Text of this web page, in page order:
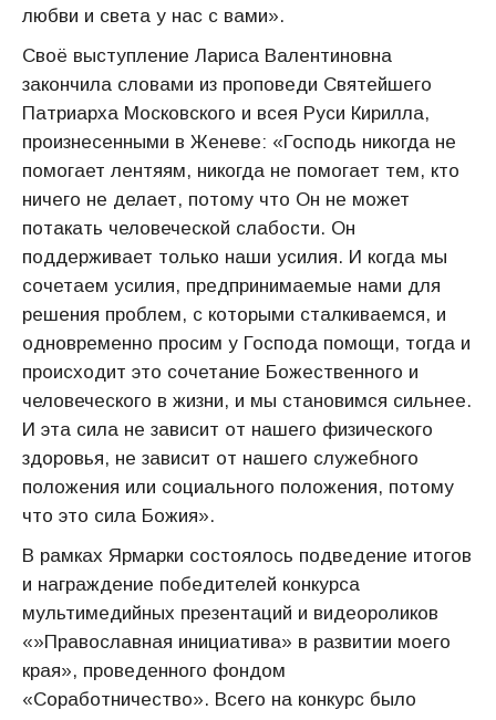
любви и света у нас с вами».
Своё выступление Лариса Валентиновна
закончила словами из проповеди Святейшего
Патриарха Московского и всея Руси Кирилла,
произнесенными в Женеве: «Господь никогда не
помогает лентяям, никогда не помогает тем, кто
ничего не делает, потому что Он не может
потакать человеческой слабости. Он
поддерживает только наши усилия. И когда мы
сочетаем усилия, предпринимаемые нами для
решения проблем, с которыми сталкиваемся, и
одновременно просим у Господа помощи, тогда и
происходит это сочетание Божественного и
человеческого в жизни, и мы становимся сильнее.
И эта сила не зависит от нашего физического
здоровья, не зависит от нашего служебного
положения или социального положения, потому
что это сила Божия».
В рамках Ярмарки состоялось подведение итогов
и награждение победителей конкурса
мультимедийных презентаций и видеороликов
«»Православная инициатива» в развитии моего
края», проведенного фондом
«Соработничество». Всего на конкурс было